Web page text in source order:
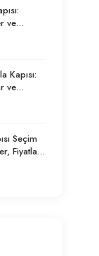
ve
Kapısı:
ve
Seçim
Fiyatlar